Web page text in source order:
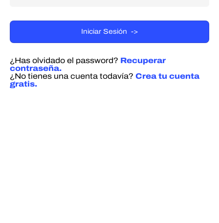
¿Has olvidado el password? Recuperar
contraseña.
¿No tienes una cuenta todavía? Crea tu cuenta
gratis.